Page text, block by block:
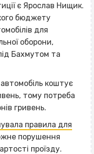
є Ярослав Нищик.
бюджету
для
оборони,
Бахмутом та
коштує
тому потреба
гривень.
правила для
порушення
проїзду.